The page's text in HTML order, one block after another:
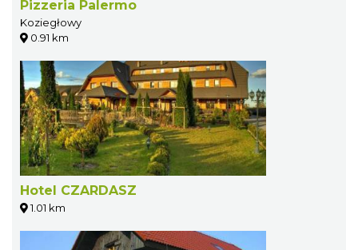
Pizzeria Palermo
Koziegłowy
0.91 km
Hotel CZARDASZ
1.01 km